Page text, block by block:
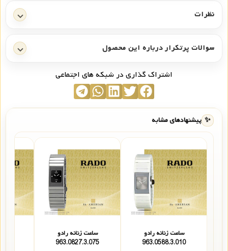
نظرات
سوالات پرتکرار درباره این محصول
اشتراک گذاری در شبکه های اجتماعی
✨ پیشنهادهای مشابه
ساعت زنانه رادو
963.0588.3.010
ساعت زنانه رادو
963.0827.3.075